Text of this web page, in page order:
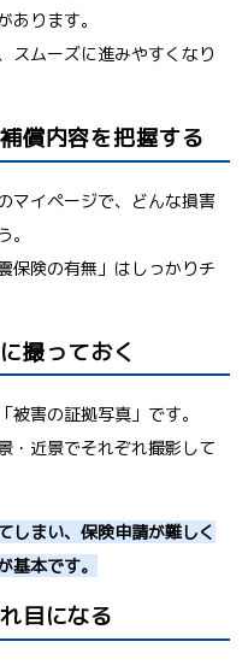
ります。
スムーズに進みやすくなり
償内容を把握する
マイページで、どんな損害
保険の有無」はしっかりチ
撮っておく
害の証拠写真」です。
・近景でそれぞれ撮影して
しまい、保険申請が難しく
基本です。
目になる